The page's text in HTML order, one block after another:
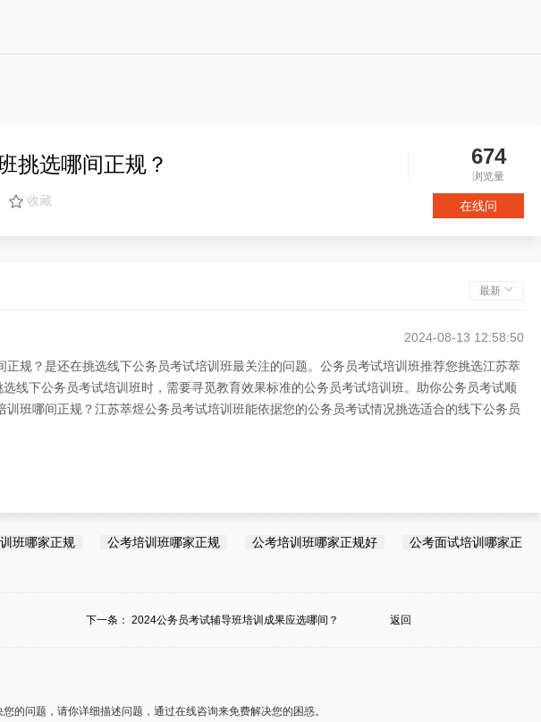
挑选哪间正规？ 674
浏览量
收藏 在线问
最新
2024-08-13 12:58:50
正规？是还在挑选线下公务员考试培训班最关注的问题。公务员考试培训班推荐您挑选江苏萃
线下公务员考试培训班时，需要寻觅教育效果标准的公务员考试培训班。助你公务员考试顺
训班哪间正规？江苏萃煜公务员考试培训班能依据您的公务员考试情况挑选适合的线下公务员
班哪家正规 公考培训班哪家正规 公考培训班哪家正规好
公考面试培训哪家正
下一条： 2024公务员考试辅导班培训成果应选哪间？ 返回
您的问题，请你详细描述问题，通过在线咨询来免费解决您的困惑。